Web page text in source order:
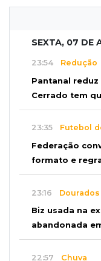
SEXTA, 07 DE
23:54 Redução
Pantanal
Cerrado tem
23:35 Futebol
Federação
formato e
23:16 Dourados
Biz usada na
abandonada
22:57 Chuva